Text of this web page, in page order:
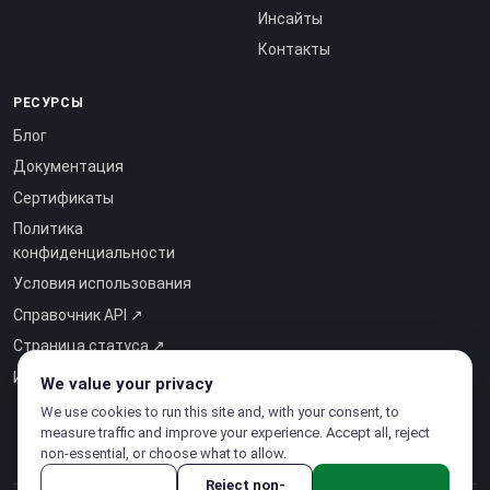
Инсайты
Контакты
РЕСУРСЫ
Блог
Документация
Сертификаты
Политика
конфиденциальности
Условия использования
Справочник API ↗
Страница статуса ↗
Интеллект как услуга ↗
We value your privacy
We use cookies to run this site and, with your consent, to
measure traffic and improve your experience. Accept all, reject
non-essential, or choose what to allow.
Reject non-